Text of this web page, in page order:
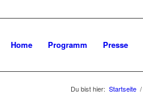
Home Programm Presse
Du bist hier: Startseite /